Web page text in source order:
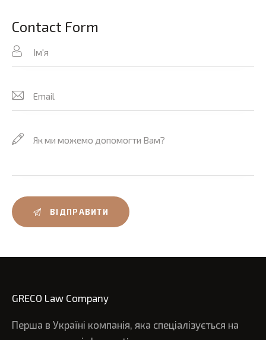
m
ail
:
Contact Form
GRECO Law Company
Перша в Україні компанія, яка спеціалізується на